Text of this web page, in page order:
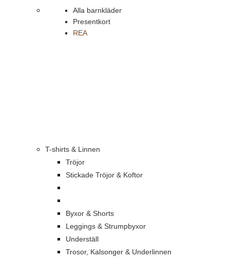
Alla barnkläder
Presentkort
REA
T-shirts & Linnen
Tröjor
Stickade Tröjor & Koftor
Byxor & Shorts
Leggings & Strumpbyxor
Underställ
Trosor, Kalsonger & Underlinnen